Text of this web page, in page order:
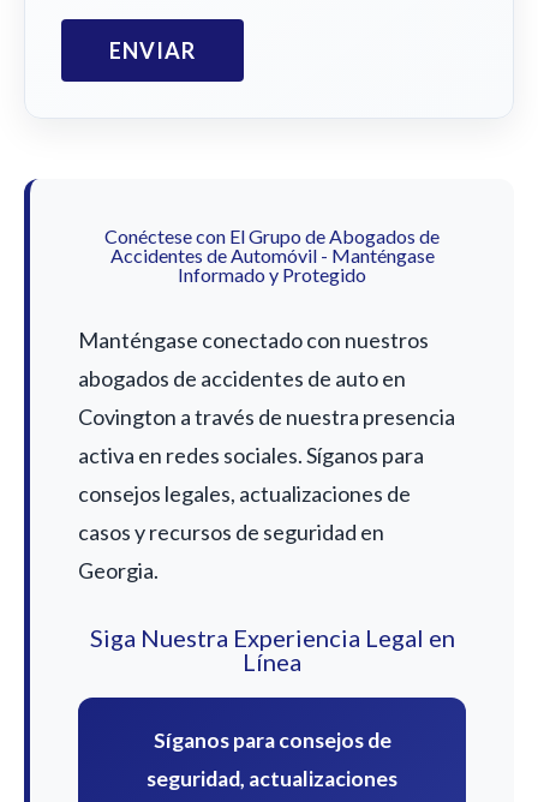
Conéctese con El Grupo de Abogados de
Accidentes de Automóvil - Manténgase
Informado y Protegido
Manténgase conectado con nuestros
abogados de accidentes de auto en
Covington a través de nuestra presencia
activa en redes sociales. Síganos para
consejos legales, actualizaciones de
casos y recursos de seguridad en
Georgia.
Siga Nuestra Experiencia Legal en
Línea
Síganos para consejos de
seguridad, actualizaciones